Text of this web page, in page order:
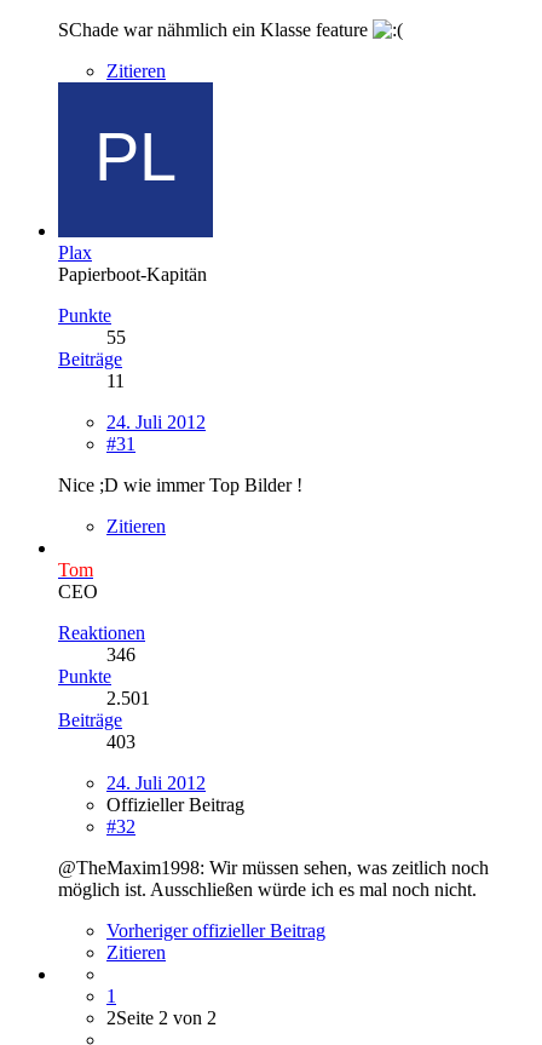
SChade war nähmlich ein Klasse feature
Zitieren
Plax
Papierboot-Kapitän
Punkte
55
Beiträge
11
24. Juli 2012
#31
Nice ;D wie immer Top Bilder !
Zitieren
Tom
CEO
Reaktionen
346
Punkte
2.501
Beiträge
403
24. Juli 2012
Offizieller Beitrag
#32
@TheMaxim1998: Wir müssen sehen, was zeitlich noch
möglich ist. Ausschließen würde ich es mal noch nicht.
Vorheriger offizieller Beitrag
Zitieren
1
2Seite 2 von 2